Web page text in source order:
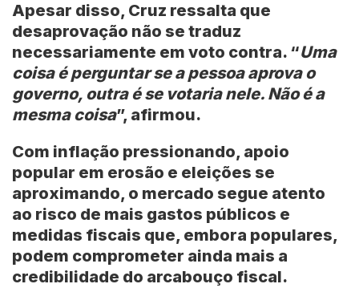
Apesar disso, Cruz ressalta que
desaprovação não se traduz
necessariamente em voto contra. “Uma
coisa é perguntar se a pessoa aprova o
governo, outra é se votaria nele. Não é a
mesma coisa”, afirmou.
Com inflação pressionando, apoio
popular em erosão e eleições se
aproximando, o mercado segue atento
ao risco de mais gastos públicos e
medidas fiscais que, embora populares,
podem comprometer ainda mais a
credibilidade do arcabouço fiscal.